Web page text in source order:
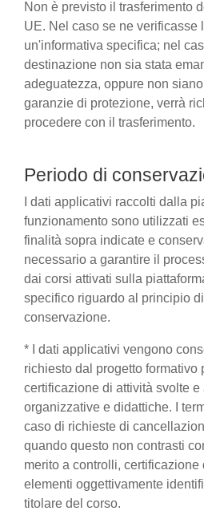
Non è previsto il trasferimento
UE. Nel caso se ne verificasse
un'informativa specifica; nel
destinazione non sia stata
adeguatezza, oppure non
garanzie di protezione, verrà
procedere con il trasferimento.
Periodo di
I dati applicativi raccolti dalla
funzionamento sono utilizzati
finalità sopra indicate e
necessario a garantire il
dai corsi attivati sulla
specifico riguardo al principio
conservazione.
* I dati applicativi vengono
richiesto dal progetto formativo
certificazione di attività svolte e
organizzative e didattiche. I
caso di richieste di
quando questo non contrasti
merito a controlli, certificazione
elementi oggettivamente
titolare del corso.